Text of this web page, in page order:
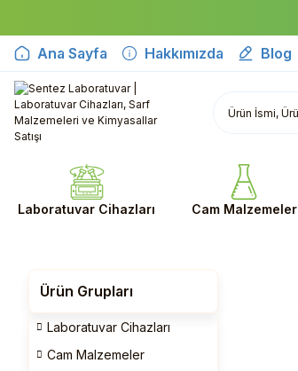
Ana Sayfa Hakkımızda Blog
Laboratuvar Cihazları Cam Malzemeler
Ürün Grupları
Laboratuvar Cihazları
Cam Malzemeler